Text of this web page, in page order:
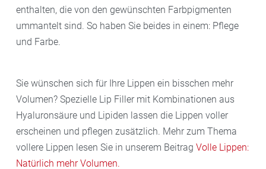
enthalten, die von den gewünschten Farbpigmenten
ummantelt sind. So haben Sie beides in einem: Pflege
und Farbe.
Sie wünschen sich für Ihre Lippen ein bisschen mehr
Volumen? Spezielle Lip Filler mit Kombinationen aus
Hyaluronsäure und Lipiden lassen die Lippen voller
erscheinen und pflegen zusätzlich. Mehr zum Thema
vollere Lippen lesen Sie in unserem Beitrag Volle Lippen:
Natürlich mehr Volumen.